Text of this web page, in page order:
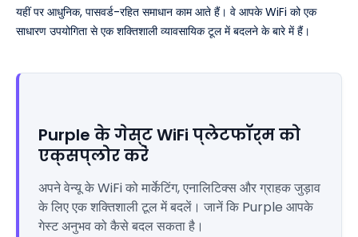
यहीं पर आधुनिक, पासवर्ड-रहित समाधान काम आते हैं। वे आपके WiFi को एक
साधारण उपयोगिता से एक शक्तिशाली व्यावसायिक टूल में बदलने के बारे में हैं।
Purple के गेस्ट WiFi प्लेटफॉर्म को
एक्सप्लोर करें
अपने वेन्यू के WiFi को मार्केटिंग, एनालिटिक्स और ग्राहक जुड़ाव
के लिए एक शक्तिशाली टूल में बदलें। जानें कि Purple आपके
गेस्ट अनुभव को कैसे बदल सकता है।